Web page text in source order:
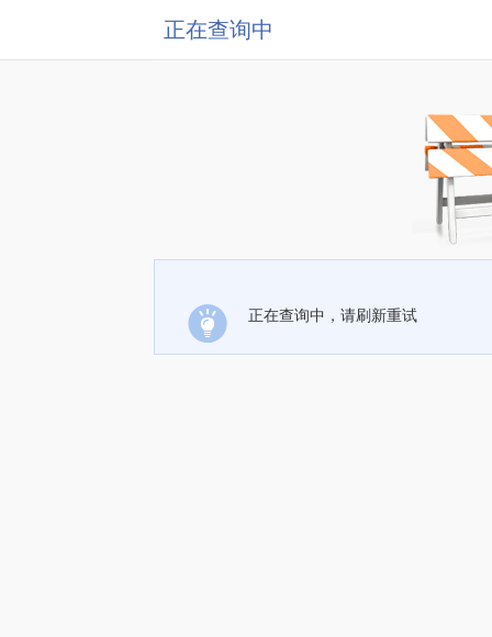
正在查询中
正在查询中，请刷新重试